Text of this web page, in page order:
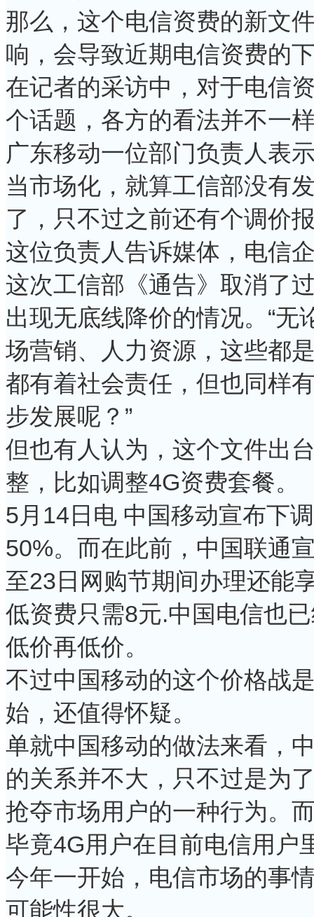
那么，这个电信资费的新文
响，会导致近期电信资费的
在记者的采访中，对于电信
个话题，各方的看法并不一
广东移动一位部门负责人表
当市场化，就算工信部没有
了，只不过之前还有个调价
这位负责人告诉媒体，电信
这次工信部《通告》取消了
出现无底线降价的情况。“
场营销、人力资源，这些都
都有着社会责任，但也同样
步发展呢？”
但也有人认为，这个文件出
整，比如调整4G资费套餐。
5月14日电 中国移动宣布下
50%。而在此前，中国联通
至23日网购节期间办理还能
低资费只需8元.中国电信也
低价再低价。
不过中国移动的这个价格战
始，还值得怀疑。
单就中国移动的做法来看，
的关系并不大，只不过是为
抢夺市场用户的一种行为。
毕竟4G用户在目前电信用户
今年一开始，电信市场的事
可能性很大。